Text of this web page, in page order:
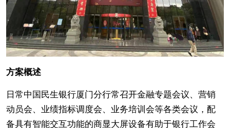
方案概述
日常中国民生银行厦门分行常召开金融专题会议、营销
动员会、业绩指标调度会、业务培训会等各类会议，配
备具有智能交互功能的商显大屏设备有助于银行工作会